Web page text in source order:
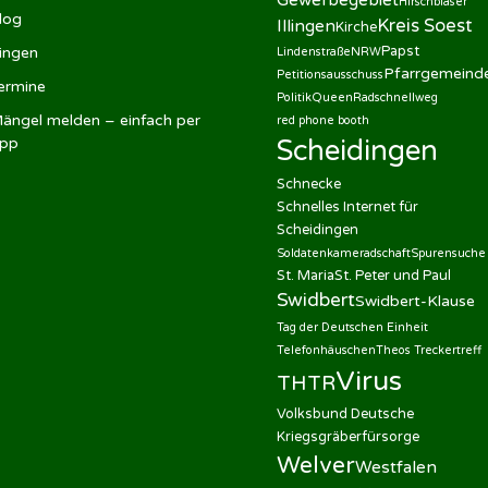
melden – einfach per
IllingenKircheKreis Soest
LindenstraßeNRWPapst
Petitionsausschuss
PolitikQueenRadschnellweg
red phone booth
Scheidingen
Schnecke
Schnelles Internet für
Scheidingen
SoldatenkameradschaftSpurensuche
St. MariaSt. Peter und Paul
SwidbertSwidbert-Klause
Tag der Deutschen Einheit
TelefonhäuschenTheos Treckertreff
THTRVirus
Volksbund Deutsche
Kriegsgräberfürsorge
WelverWestfalen